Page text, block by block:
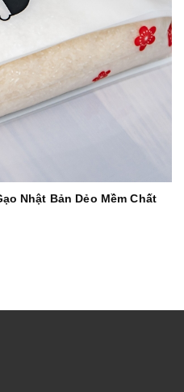
Nhật Bản Dẻo Mềm Chất